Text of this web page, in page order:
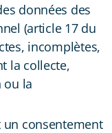
données des
(article 17 du
incomplètes,
la collecte,
ou la
consentement